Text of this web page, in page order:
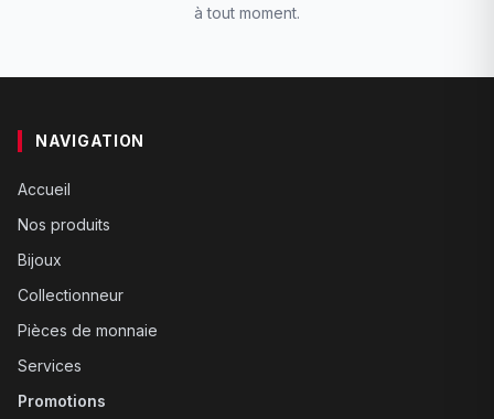
à tout moment.
NAVIGATION
Accueil
Nos produits
Bijoux
Collectionneur
Pièces de monnaie
Services
Promotions